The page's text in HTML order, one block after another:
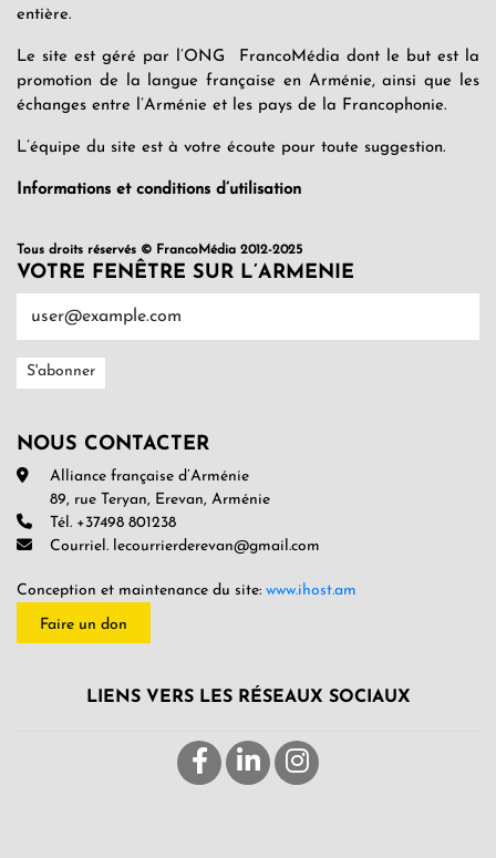
entière.
Le site est géré par l’ONG FrancoMédia dont le but est la
promotion de la langue française en Arménie, ainsi que les
échanges entre l’Arménie et les pays de la Francophonie.
L’équipe du site est à votre écoute pour toute suggestion.
Informations et conditions d’utilisation
Tous droits réservés © FrancoMédia 2012-2025
VOTRE FENÊTRE SUR L’ARMENIE
NOUS CONTACTER
Alliance française d’Arménie
89, rue Teryan, Erevan, Arménie
Tél. +37498 801238
Courriel. lecourrierderevan@gmail.com
Conception et maintenance du site: www.ihost.am
Faire un don
LIENS VERS LES RÉSEAUX SOCIAUX